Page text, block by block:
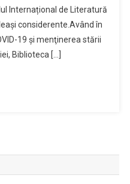
Internațional de Literatură
considerente.Având în
19 și menţinerea stării
Biblioteca […]